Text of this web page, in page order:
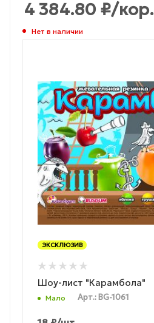
4 384.80 ₽/кор.
Нет в наличии
ЭКСКЛЮЗИВ
Шоу-лист "Карамбола"
Мало Арт.: BG-1061